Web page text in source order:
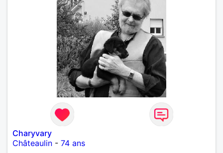
Charyvary
Châteaulin - 74 ans